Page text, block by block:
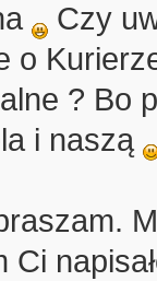
Czy
o
? Bo
i naszą
Ci